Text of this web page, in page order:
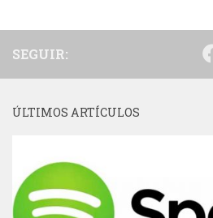
SEGUIR:
ÚLTIMOS ARTÍCULOS